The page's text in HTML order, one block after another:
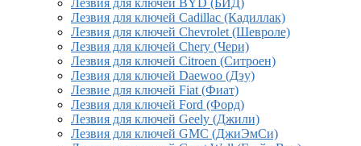
Лезвия для ключей BYD (БИД)
Лезвия для ключей Cadillac (Кадиллак)
Лезвия для ключей Chevrolet (Шевроле)
Лезвия для ключей Chery (Чери)
Лезвия для ключей Citroen (Ситроен)
Лезвия для ключей Daewoo (Дэу)
Лезвие для ключей Fiat (Фиат)
Лезвия для ключей Ford (Форд)
Лезвия для ключей Geely (Джили)
Лезвия для ключей GMC (ДжиЭмСи)